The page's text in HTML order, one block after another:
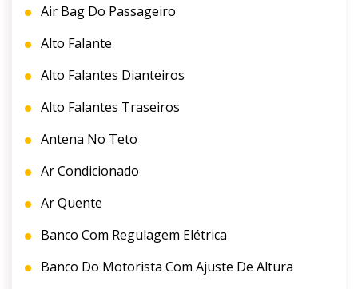
Air Bag Do Passageiro
Alto Falante
Alto Falantes Dianteiros
Alto Falantes Traseiros
Antena No Teto
Ar Condicionado
Ar Quente
Banco Com Regulagem Elétrica
Banco Do Motorista Com Ajuste De Altura